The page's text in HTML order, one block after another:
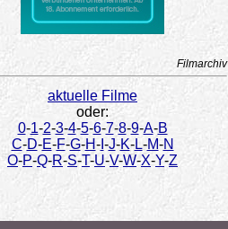
Filmarchiv
aktuelle Filme
oder:
0-1-2-3-4-5-6-7-8-9-A-B
C-D-E-F-G-H-I -J-K-L-M-N
O-P-Q-R-S-T-U-V-W-X-Y-Z